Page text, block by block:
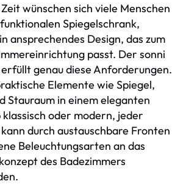
wünschen sich viele Menschen
Spiegelschrank,
ansprechendes Design, das zum
passt. Der sonni
genau diese Anforderungen.
Elemente wie Spiegel,
Stauraum in einem eleganten
oder modern, jeder
durch austauschbare Fronten
Beleuchtungsarten an das
des Badezimmers